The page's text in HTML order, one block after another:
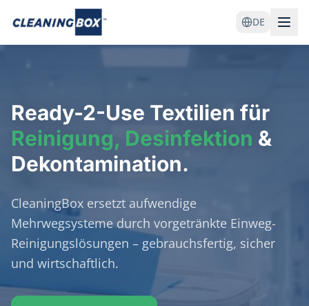
DE
Ready-2-Use Textilien für
Reinigung, Desinfektion &
Dekontamination.
CleaningBox ersetzt aufwendige
Mehrwegsysteme durch vorgetränkte Einweg-
Reinigungslösungen – gebrauchsfertig, sicher
und wirtschaftlich.